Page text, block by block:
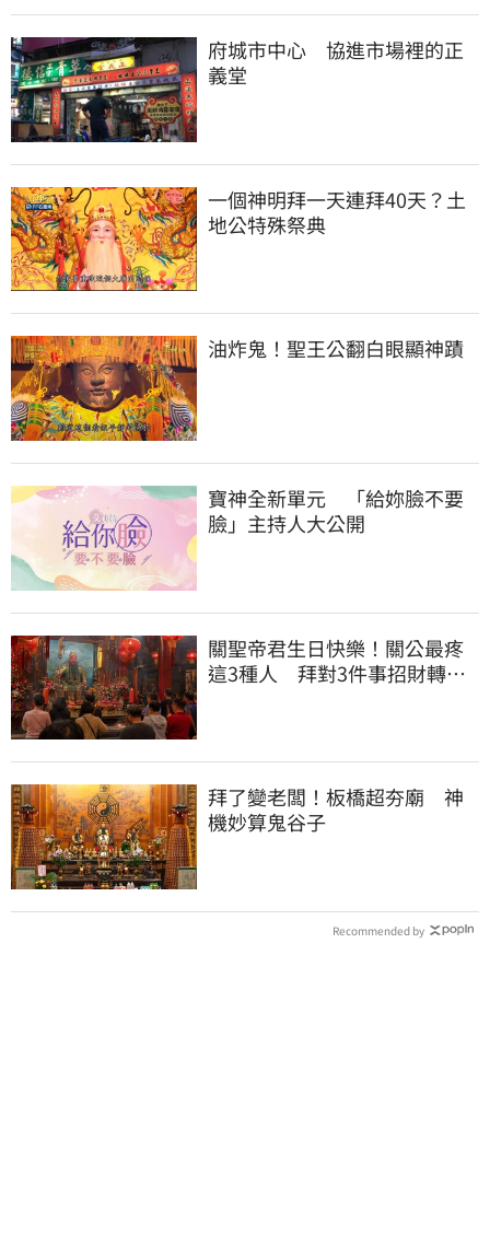
府城市中心 協進市場裡的正
義堂
一個神明拜一天連拜40天？土
地公特殊祭典
油炸鬼！聖王公翻白眼顯神蹟
寶神全新單元 「給妳臉不要
臉」主持人大公開
關聖帝君生日快樂！關公最疼
這3種人 拜對3件事招財轉運
拜了變老闆！板橋超夯廟 神
機妙算鬼谷子
Recommended by